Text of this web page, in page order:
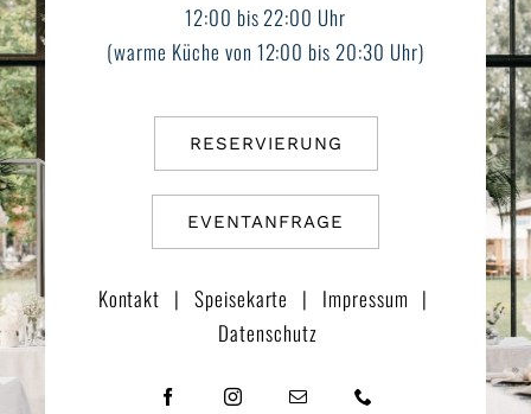
12:00 bis 22:00 Uhr
(warme Küche von 12:00 bis 20:30 Uhr)
RESERVIERUNG
EVENTANFRAGE
Kontakt | Speisekarte | Impressum |
Datenschutz